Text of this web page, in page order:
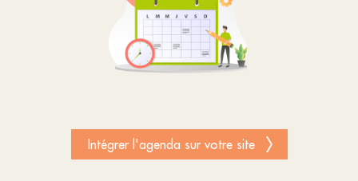
Intégrer l'agenda sur votre site